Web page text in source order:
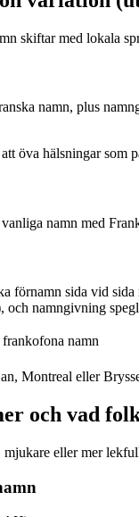
skiftar med lokala
namn, plus
öva hälsningar som
namn med
förnamn sida vid sida
och namngivning
namn
Montreal eller
och vad
mjukare eller mer